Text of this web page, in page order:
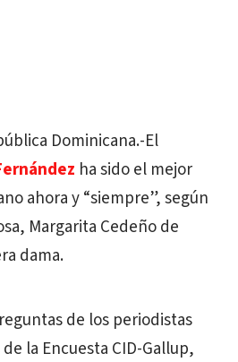
Dominicana.-El
ha sido el mejor
ahora y “siempre”, según
Margarita Cedeño de
dama.
de los periodistas
la Encuesta CID-Gallup,